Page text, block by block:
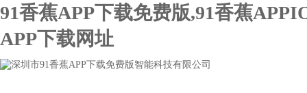
91香蕉APP下载免费版,91香蕉
APP下载网址